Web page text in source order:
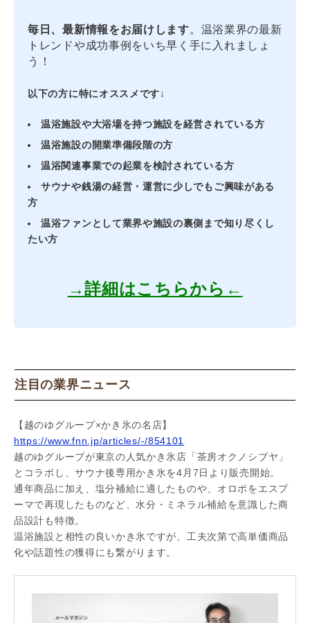
毎日、最新情報をお届けします。温浴業界の最新
トレンドや成功事例をいち早く手に入れましょ
う！
以下の方に特にオススメです↓
温浴施設や大浴場を持つ施設を経営されている方
温浴施設の開業準備段階の方
温浴関連事業での起業を検討されている方
サウナや銭湯の経営・運営に少しでもご興味がある
方
温浴ファンとして業界や施設の裏側まで知り尽くし
たい方
→詳細はこちらから←
注目の業界ニュース
【越のゆグループ×かき氷の名店】
https://www.fnn.jp/articles/-/854101
越のゆグループが東京の人気かき氷店「茶房オクノシブヤ」
とコラボし、サウナ後専用かき氷を4月7日より販売開始。
通年商品に加え、塩分補給に適したものや、オロポをエスプ
ーマで再現したものなど、水分・ミネラル補給を意識した商
品設計も特徴。
温浴施設と相性の良いかき氷ですが、工夫次第で高単価商品
化や話題性の獲得にも繋がります。